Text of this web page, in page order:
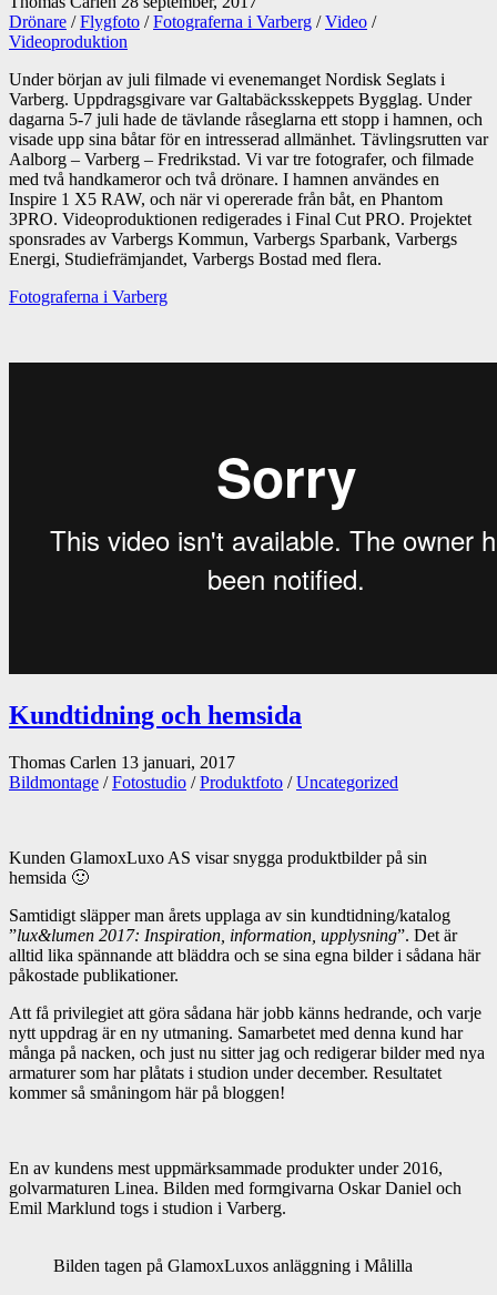
Drönare /Flygfoto /Fotograferna i Varberg /Video /
Videoproduktion
Under början av juli filmade vi evenemanget Nordisk Seglats i
Varberg. Uppdragsgivare var Galtabäcksskeppets Bygglag. Under
dagarna 5-7 juli hade de tävlande råseglarna ett stopp i hamnen, och
visade upp sina båtar för en intresserad allmänhet. Tävlingsrutten var
Aalborg – Varberg – Fredrikstad. Vi var tre fotografer, och filmade
med två handkameror och två drönare. I hamnen användes en
Inspire 1 X5 RAW, och när vi opererade från båt, en Phantom
3PRO. Videoproduktionen redigerades i Final Cut PRO. Projektet
sponsrades av Varbergs Kommun, Varbergs Sparbank, Varbergs
Energi, Studiefrämjandet, Varbergs Bostad med flera.
Fotograferna i Varberg
Kundtidning och hemsida
Thomas Carlen 13 januari, 2017
Bildmontage /Fotostudio /Produktfoto /Uncategorized
Kunden GlamoxLuxo AS visar snygga produktbilder på sin
hemsida 🙂
Samtidigt släpper man årets upplaga av sin kundtidning/katalog
”lux&lumen 2017: Inspiration, information, upplysning”. Det är
alltid lika spännande att bläddra och se sina egna bilder i sådana här
påkostade publikationer.
Att få privilegiet att göra sådana här jobb känns hedrande, och varje
nytt uppdrag är en ny utmaning. Samarbetet med denna kund har
många på nacken, och just nu sitter jag och redigerar bilder med nya
armaturer som har plåtats i studion under december. Resultatet
kommer så småningom här på bloggen!
En av kundens mest uppmärksammade produkter under 2016,
golvarmaturen Linea. Bilden med formgivarna Oskar Daniel och
Emil Marklund togs i studion i Varberg.
Bilden tagen på GlamoxLuxos anläggning i Målilla